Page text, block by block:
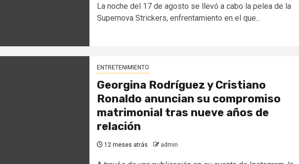
La noche del 17 de agosto se llevó a cabo la pelea de la
Supernova Strickers, enfrentamiento en el que...
ENTRETENIMIENTO
Georgina Rodríguez y Cristiano
Ronaldo anuncian su compromiso
matrimonial tras nueve años de
relación
12 meses atrás admin